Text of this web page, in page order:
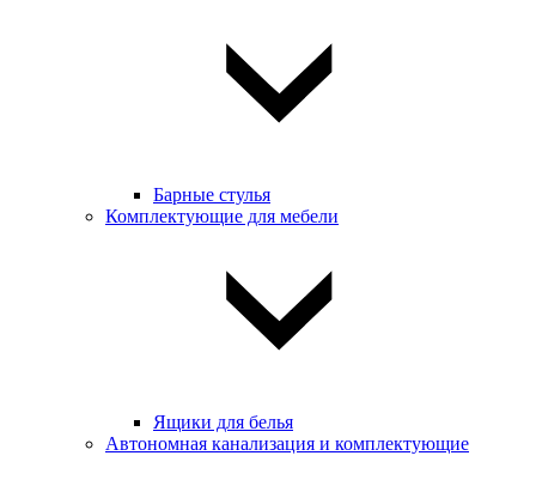
Барные стулья
Комплектующие для мебели
Ящики для белья
Автономная канализация и комплектующие